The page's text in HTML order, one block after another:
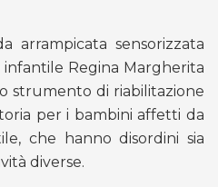
arrampicata sensorizzata
infantile Regina Margherita
strumento di riabilitazione
per i bambini affetti da
che hanno disordini sia
diverse.